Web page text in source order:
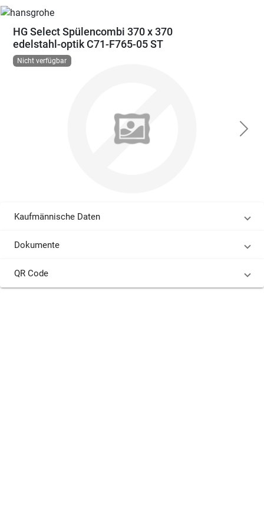
HG Select Spülencombi 370 x 370
edelstahl-optik C71-F765-05 ST
Nicht verfügbar
Kaufmännische Daten
Dokumente
QR Code